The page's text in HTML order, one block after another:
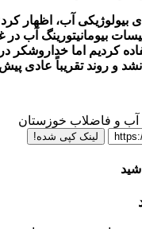
بیولوژیکی آب، اظهار
بیومانیتورینگ آب در
کردیم اما خداروشکر
نشد و روند تقریباً عادی
و فاضلاب خوزستان
لینک کپی شده!